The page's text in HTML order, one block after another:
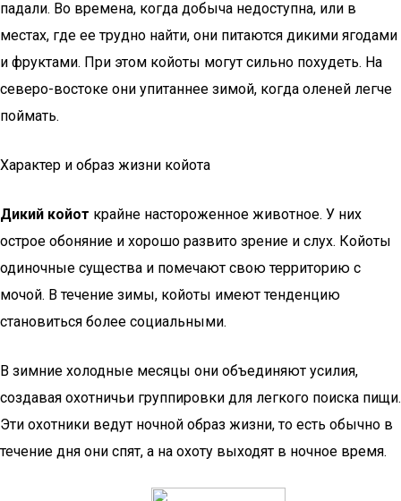
падали. Во времена, когда добыча недоступна, или в
местах, где ее трудно найти, они питаются дикими ягодами
и фруктами. При этом койоты могут сильно похудеть. На
северо-востоке они упитаннее зимой, когда оленей легче
поймать.
Характер и образ жизни койота
Дикий койот крайне настороженное животное. У них
острое обоняние и хорошо развито зрение и слух. Койоты
одиночные существа и помечают свою территорию с
мочой. В течение зимы, койоты имеют тенденцию
становиться более социальными.
В зимние холодные месяцы они объединяют усилия,
создавая охотничьи группировки для легкого поиска пищи.
Эти охотники ведут ночной образ жизни, то есть обычно в
течение дня они спят, а на охоту выходят в ночное время.